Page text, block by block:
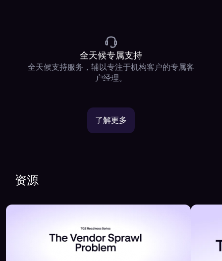
全天候专属支持
全天候支持服务，辅以专注于机构客户的专属客
户经理。
了解更多
资源